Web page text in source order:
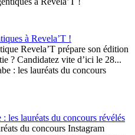
à Revela’T !
Revela’T prépare son édition
? Candidatez vite d’ici le 28...
les lauréats du concours révélés
du concours Instagram